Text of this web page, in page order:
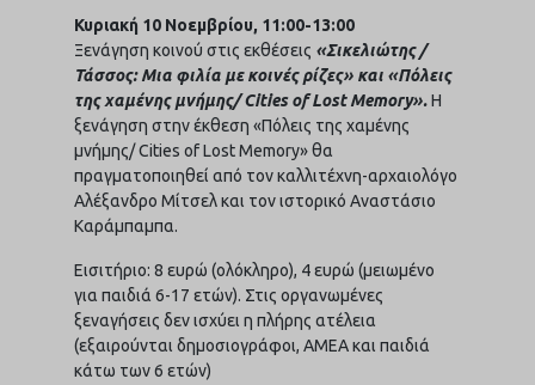
Κυριακή 10 Νοεμβρίου, 11:00-13:00
Ξενάγηση κοινού στις εκθέσεις «Σικελιώτης /
Τάσσος: Μια φιλία με κοινές ρίζες» και «Πόλεις
της χαμένης μνήμης/ Cities of Lost Memory».Η
ξενάγηση στην έκθεση «Πόλεις της χαμένης
μνήμης/ Cities of Lost Memory» θα
πραγματοποιηθεί από τον καλλιτέχνη-αρχαιολόγο
Αλέξανδρο Μίτσελ και τον ιστορικό Αναστάσιο
Καράμπαμπα.
Εισιτήριο: 8 ευρώ (ολόκληρο), 4 ευρώ (μειωμένο
για παιδιά 6-17 ετών). Στις οργανωμένες
ξεναγήσεις δεν ισχύει η πλήρης ατέλεια
(εξαιρούνται δημοσιογράφοι, ΑΜΕΑ και παιδιά
κάτω των 6 ετών)